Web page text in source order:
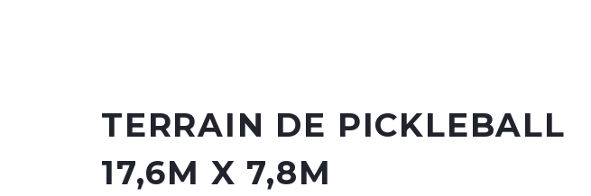
TERRAIN DE PICKLEBALL
17,6M X 7,8M